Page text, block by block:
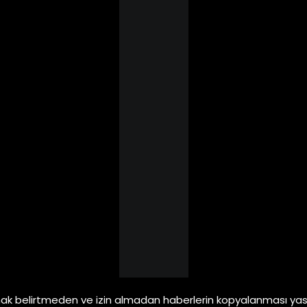
belirtmeden ve izin almadan haberlerin kopyalanması